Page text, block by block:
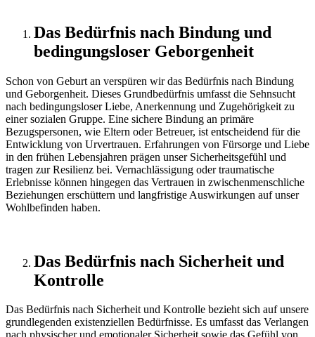
Das Bedürfnis nach Bindung und
bedingungsloser Geborgenheit
Schon von Geburt an verspüren wir das Bedürfnis nach Bindung
und Geborgenheit. Dieses Grundbedürfnis umfasst die Sehnsucht
nach bedingungsloser Liebe, Anerkennung und Zugehörigkeit zu
einer sozialen Gruppe. Eine sichere Bindung an primäre
Bezugspersonen, wie Eltern oder Betreuer, ist entscheidend für die
Entwicklung von Urvertrauen. Erfahrungen von Fürsorge und Liebe
in den frühen Lebensjahren prägen unser Sicherheitsgefühl und
tragen zur Resilienz bei. Vernachlässigung oder traumatische
Erlebnisse können hingegen das Vertrauen in zwischenmenschliche
Beziehungen erschüttern und langfristige Auswirkungen auf unser
Wohlbefinden haben.
Das Bedürfnis nach Sicherheit und
Kontrolle
Das Bedürfnis nach Sicherheit und Kontrolle bezieht sich auf unsere
grundlegenden existenziellen Bedürfnisse. Es umfasst das Verlangen